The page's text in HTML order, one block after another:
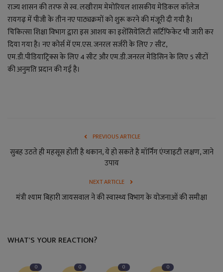
सोशल मीडिया
Gallery
राज्य शासन की तरफ से स्व. लखीराम मेमोरियल शासकीय मेडिकल कॉलेज
रायगढ़ में पीजी के तीन नए पाठ्यक्रमों को शुरू करने की मंजूरी दी गयी है।
चिकित्सा शिक्षा विभाग द्वारा इस आशय का इशेंसियेलिटी सर्टिफिकेट भी जारी कर
दिया गया है। नए कोर्स में एम.एस. जनरल सर्जरी के लिए 7 सीट,
एम.डी.पीडियाट्रिक्स के लिए 4 सीट और एम.डी.जनरल मेडिसिन के लिए 5 सीटों
की अनुमति प्रदान की गई है।
PREVIOUS ARTICLE
सुबह उठते ही महसूस होती है थकान, ये हो सकते है मॉर्निंग एंग्जाइटी लक्षण, जाने
उपाय
NEXT ARTICLE
मंत्री श्याम बिहारी जायसवाल ने की स्वास्थ्य विभाग के योजनाओं की समीक्षा
WHAT'S YOUR REACTION?
0 0 0 0